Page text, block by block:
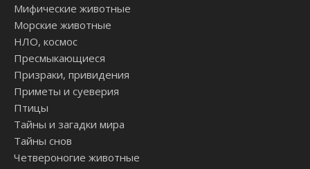
Мифические животные
Морские животные
НЛО, космос
Пресмыкающиеся
Призраки, привидения
Приметы и суеверия
Птицы
Тайны и загадки мира
Тайны снов
Четвероногие животные